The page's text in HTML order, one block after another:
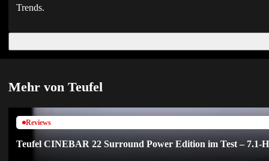
Trends.
Mehr von Teufel
Reviews
Teufel CINEBAR 22 Surround Power Edition im Test – 7.1-